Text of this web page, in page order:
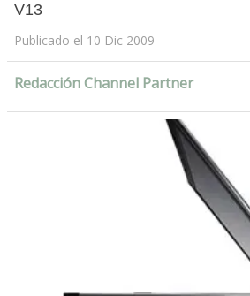
V13
Publicado el 10 Dic 2009
Redacción Channel Partner